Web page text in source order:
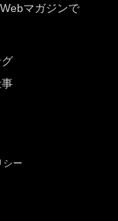
マガジンで
シー